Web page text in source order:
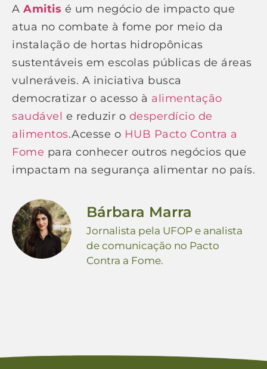
A Amitis é um negócio de impacto que
atua no combate à fome por meio da
instalação de hortas hidropônicas
sustentáveis em escolas públicas de áreas
vulneráveis. A iniciativa busca
democratizar o acesso à alimentação
saudável e reduzir o desperdício de
alimentos.Acesse o HUB Pacto Contra a
Fome para conhecer outros negócios que
impactam na segurança alimentar no país.
Bárbara Marra
Jornalista pela UFOP e analista
de comunicação no Pacto
Contra a Fome.